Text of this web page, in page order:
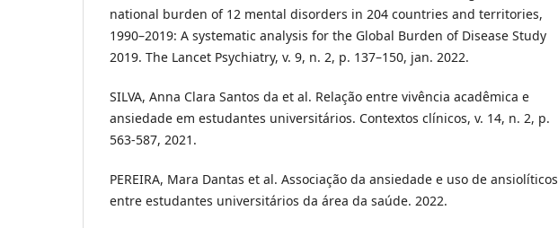
national burden of 12 mental disorders in 204 countries and territories,
1990–2019: A systematic analysis for the Global Burden of Disease Study
2019. The Lancet Psychiatry, v. 9, n. 2, p. 137–150, jan. 2022.
SILVA, Anna Clara Santos da et al. Relação entre vivência acadêmica e
ansiedade em estudantes universitários. Contextos clínicos, v. 14, n. 2, p.
563-587, 2021.
PEREIRA, Mara Dantas et al. Associação da ansiedade e uso de ansiolíticos
entre estudantes universitários da área da saúde. 2022.